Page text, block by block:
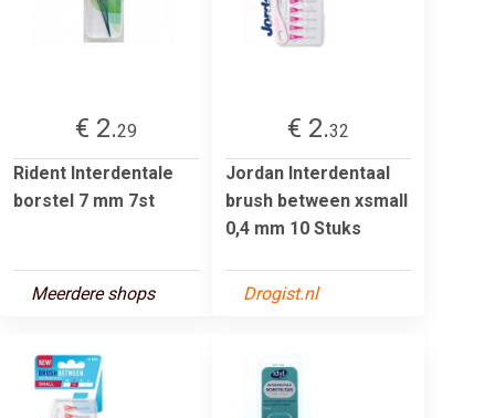
€ 2.29
Rident Interdentale
borstel 7 mm 7st
Meerdere shops
€ 2.32
Jordan Interdentaal
brush between xsmall
0,4 mm 10 Stuks
Drogist.nl